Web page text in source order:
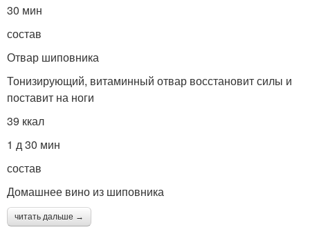
30 мин
состав
Отвар шиповника
Тонизирующий, витаминный отвар восстановит силы и
поставит на ноги
39 ккал
1 д 30 мин
состав
Домашнее вино из шиповника
читать дальше →